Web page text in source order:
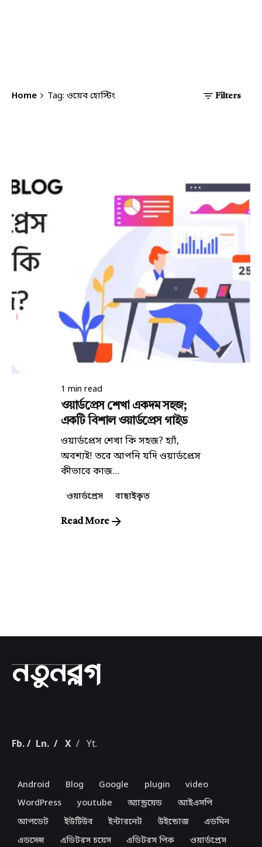
Home Tag: ওয়েব হোস্টিং Filters
Posted by
আকাশ
1 min read
ওয়ার্ডপ্রেস শেখা একদম সহজ;
একটি বিশাল ওয়ার্ডপ্রেস গাইড
ওয়ার্ডপ্রেস শেখা কি সহজ? হ্যাঁ,
অবশ্যই! তবে আপনি যদি ওয়ার্ডপ্রেস
কীভাবে কাজ...
ওয়ার্ডপ্রেস বাছাইকৃত
Read More
Fb. / Ln. / X / Yt.
Android Blog Google plugin
video
WordPress
youtube অ্যান্ড্রয়েড
আইএসপি
আপডেট
ইউটিউব ইন্টারনেট উইন্ডোজ
এডমিন
এডসেন্স
এডিটরস চয়েস এডিটরস পিক
ওয়ার্ডপ্রেস